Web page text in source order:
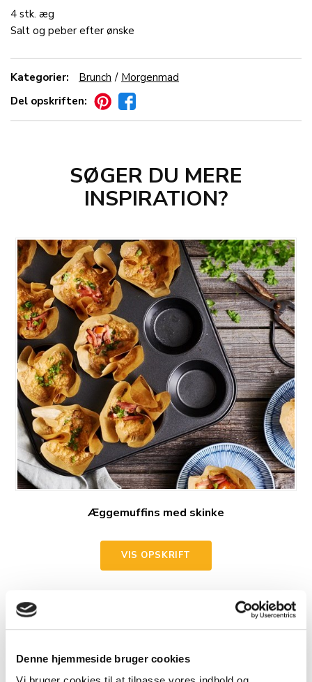
Denne hjemmeside bruger cookies
4 stk. æg
Salt og peber efter ønske
Kategorier: Brunch
Morgenmad
Del opskriften:
SØGER DU MERE
INSPIRATION?
Æggemuffins med skinke
VIS OPSKRIFT